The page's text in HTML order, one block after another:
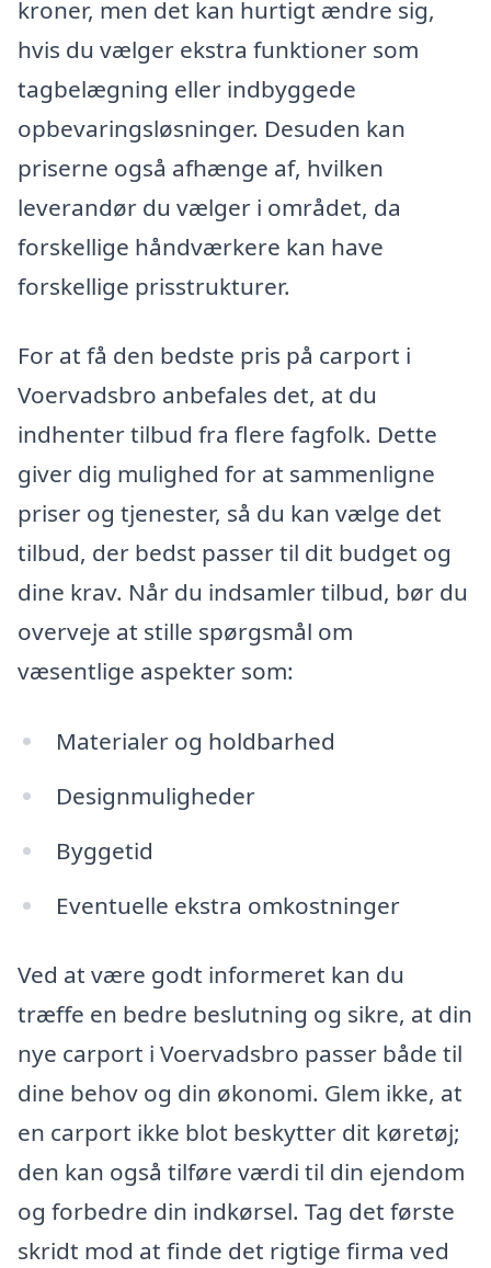
kroner, men det kan hurtigt ændre sig,
hvis du vælger ekstra funktioner som
tagbelægning eller indbyggede
opbevaringsløsninger. Desuden kan
priserne også afhænge af, hvilken
leverandør du vælger i området, da
forskellige håndværkere kan have
forskellige prisstrukturer.
For at få den bedste pris på carport i
Voervadsbro anbefales det, at du
indhenter tilbud fra flere fagfolk. Dette
giver dig mulighed for at sammenligne
priser og tjenester, så du kan vælge det
tilbud, der bedst passer til dit budget og
dine krav. Når du indsamler tilbud, bør du
overveje at stille spørgsmål om
væsentlige aspekter som:
Materialer og holdbarhed
Designmuligheder
Byggetid
Eventuelle ekstra omkostninger
Ved at være godt informeret kan du
træffe en bedre beslutning og sikre, at din
nye carport i Voervadsbro passer både til
dine behov og din økonomi. Glem ikke, at
en carport ikke blot beskytter dit køretøj;
den kan også tilføre værdi til din ejendom
og forbedre din indkørsel. Tag det første
skridt mod at finde det rigtige firma ved